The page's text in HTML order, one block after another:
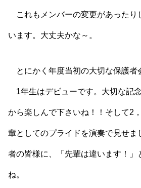
これもメンバーの変更があったり
います。大丈夫かな～。
とにかく年度当初の大切な保護者
1年生はデビューです。大切な記
から楽しんで下さいね！！そして2
輩としてのプライドを演奏で見せま
者の皆様に、「先輩は違います！」
ね。